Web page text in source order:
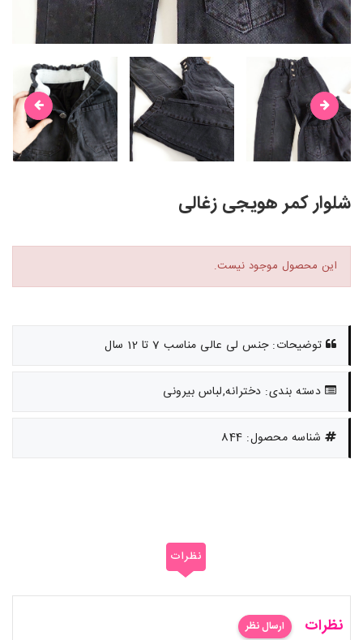
شلوار کمر هویجی زغالی
این محصول موجود نیست.
توضیحات: جنس لی عالی مناسب 7 تا 12 سال
دسته بندی: دخترانه,لباس بیرونی
شناسه محصول: 844
نظرات
نظرات ارسال نظر